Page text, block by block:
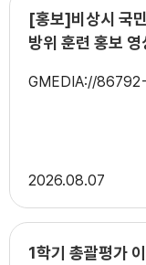
[홍보]비상시 국
방위 훈련 홍보 영
2026 08.07
1학기 총괄평가